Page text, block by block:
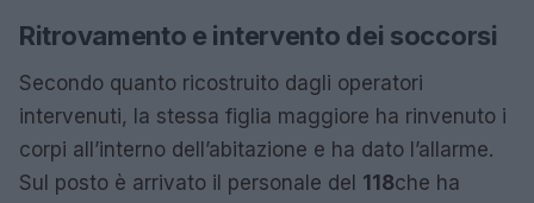
Ritrovamento e intervento dei soccorsi
Secondo quanto ricostruito dagli operatori
intervenuti, la stessa figlia maggiore ha rinvenuto i
corpi all’interno dell’abitazione e ha dato l’allarme.
Sul posto è arrivato il personale del 118che ha